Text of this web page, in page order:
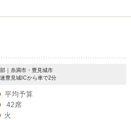
｜糸満市・豊見城市
豊見城ICから車で2分
平均予算
42席
火